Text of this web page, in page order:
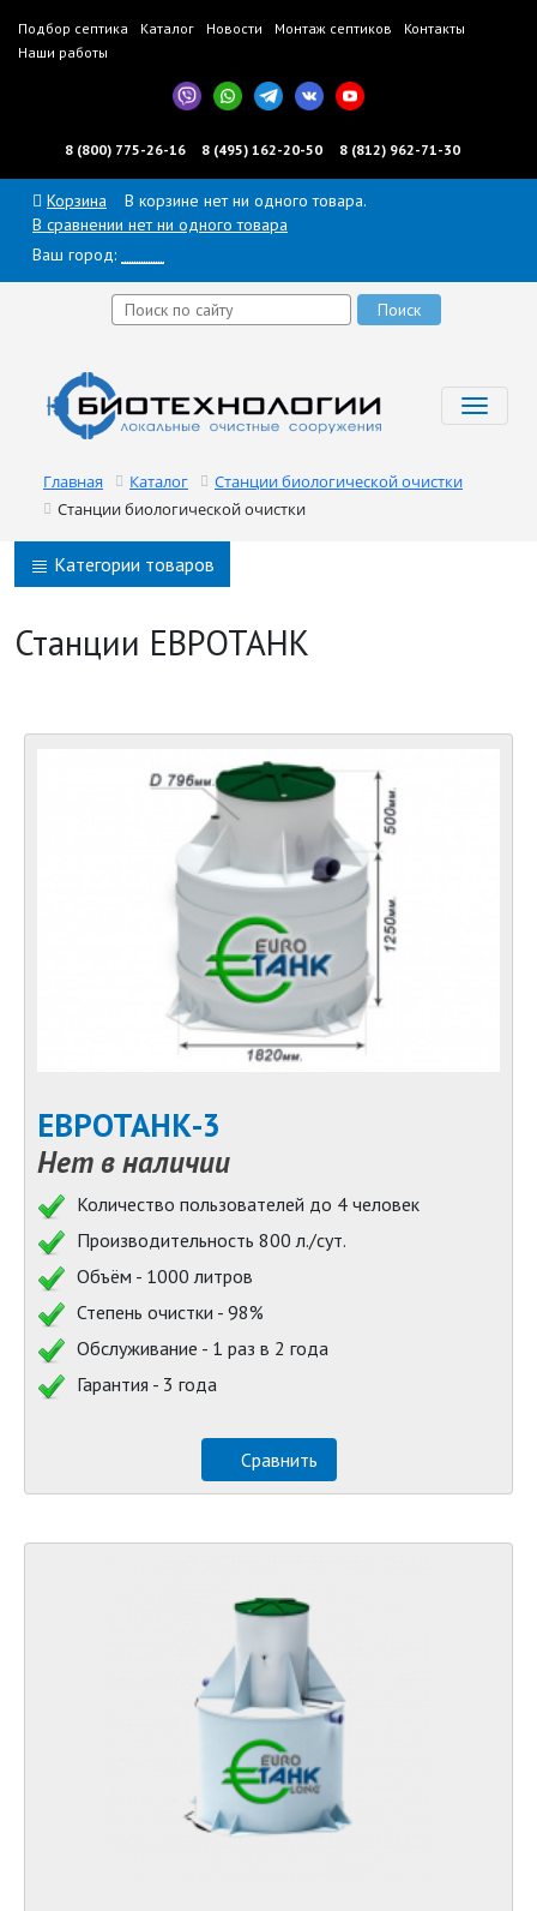
Подбор септика Каталог Новости Монтаж септиков
Контакты
Наши работы
8 (800) 775-26-16 8 (495) 162-20-50 8 (812) 962-71-30
Корзина
В корзине нет ни одного товара.
В сравнении нет ни одного товара
Ваш город:
Главная Каталог
Станции биологической очистки
Станции биологической очистки
Категории товаров
Станции ЕВРОТАНК
ЕВРОТАНК-3
Нет в наличии
Количество пользователей до 4 человек
Производительность 800 л./сут.
Объём - 1000 литров
Степень очистки - 98%
Обслуживание - 1 раз в 2 года
Гарантия - 3 года
Сравнить